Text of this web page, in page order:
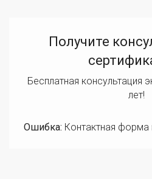
Получите
Бесплатная консультация
лет!
Ошибка: Контактная форма